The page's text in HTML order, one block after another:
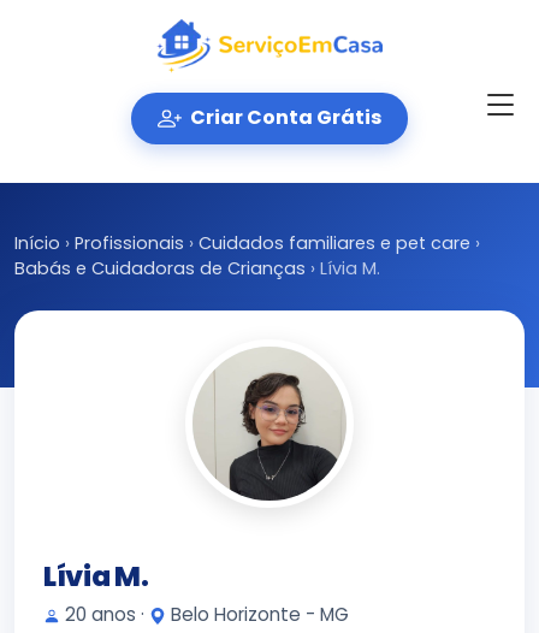
Criar Conta Grátis
Início › Profissionais › Cuidados familiares e pet care ›
Babás e Cuidadoras de Crianças › Lívia M.
Lívia M.
20 anos · Belo Horizonte - MG